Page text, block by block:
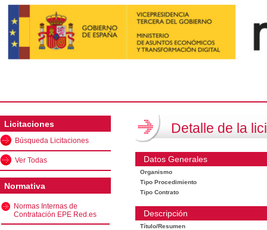
Licitaciones
Búsqueda Licitaciones
Ver Todas
Normativa
Normas Internas de
Contratación EPE Red.es
Detalle de la
Datos Generales
Organismo
Tipo Procedimiento
Tipo Contrato
Descripción
Título/Resumen